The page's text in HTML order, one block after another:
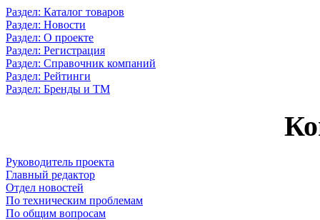
Раздел: Каталог товаров
Раздел: Новости
Раздел: О проекте
Раздел: Регистрация
Раздел: Справочник компаний
Раздел: Рейтинги
Раздел: Бренды и ТМ
Руководитель проекта
Главный редактор
Отдел новостей
По техническим проблемам
По общим вопросам